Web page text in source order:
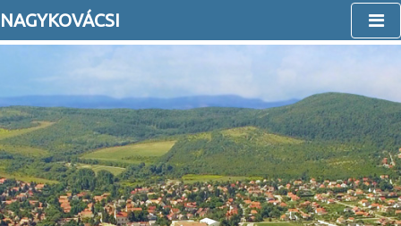
NAGYKOVÁCSI